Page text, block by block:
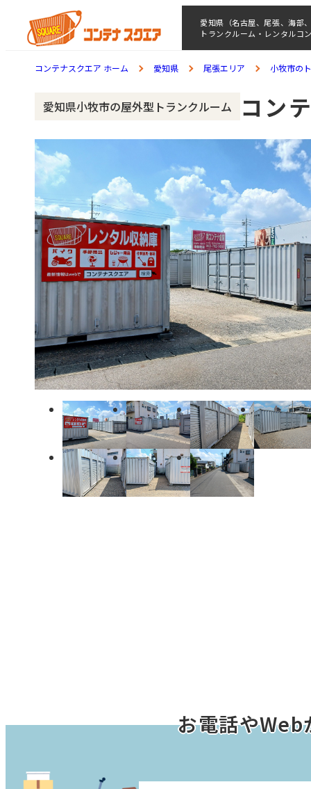
愛知県（名古屋、尾張、海部
トランクルーム・レンタルコ
コンテナスクエア ホーム 愛知県 尾張エリア 小牧市の
愛知県小牧市の屋外型トランクルーム コン
お電話やWeb